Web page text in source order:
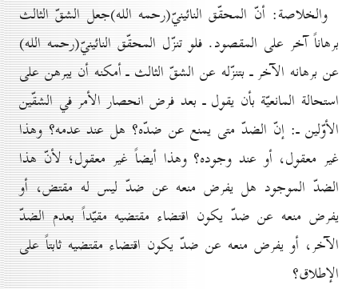
والخلاصة: أنّ المحقّق النائينيّ(رحمه الله)جعل الشقّ الثالث
برهاناً آخر على المقصود. فلو تنزّل المحقّق النائينيّ(رحمه الله)
عن برهانه الآخر ـ بتنزّله عن الشقّ الثالث ـ أمكنه أن يبرهن على
استحالة المانعيّة بأن يقول ـ بعد فرض انحصار الأمر في الشقّين
الأوّلين ـ: إنّ الضدّ متى يمنع عن ضدّه؟ هل عند عدمه؟ وهذا
غير معقول، أو عند وجوده؟ وهذا أيضاً غير معقول؛ لأنّ هذا
الضدّ الموجود هل يفرض منعه عن ضدّ ليس له مقتض، أو
يفرض منعه عن ضدّ يكون اقتضاء مقتضيه مقيّداً بعدم الضدّ
الآخر، أو يفرض منعه عن ضدّ يكون اقتضاء مقتضيه ثابتاً على
الإطلاق؟